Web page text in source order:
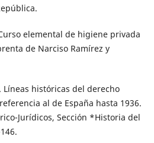
elemental de higiene privada
de Narciso Ramírez y
Líneas históricas del derecho
al de España hasta 1936.
Jurídicos, Sección *Historia del